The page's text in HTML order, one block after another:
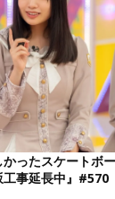
ったスケートボ
工事延長中』#570